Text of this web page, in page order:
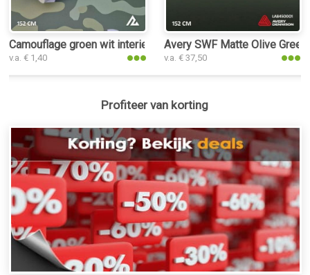
Camouflage groen wit interieurfolie
v.a. € 1,40
Avery SWF Matte Olive
v.a. € 37,50
Profiteer van korting